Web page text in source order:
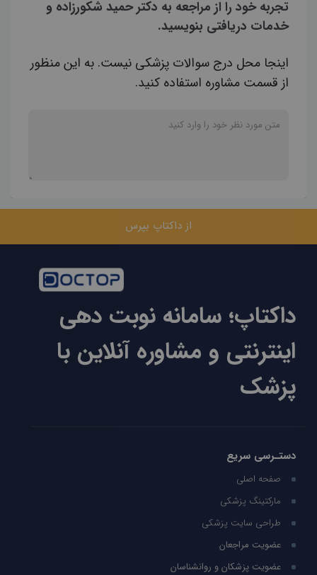
تجربه خود را از مراجعه به دکتر حمید شکورزاده و
خدمات دریافتی بنویسید.
اینجا محل درج سوالات پزشکی نیست. به این منظور
از قسمت مشاوره استفاده کنید.
از داکتاپ بپرس
داکتاپ؛ سامانه نوبت دهی
اینترنتی و مشاوره آنلاین با
پزشک
دستـرسی سریع
صفحه اصلی
مارکتینگ پزشکی
طراحی سایت پزشکی
عضویت مراجعان
عضویت پزشکان و روانشناسان